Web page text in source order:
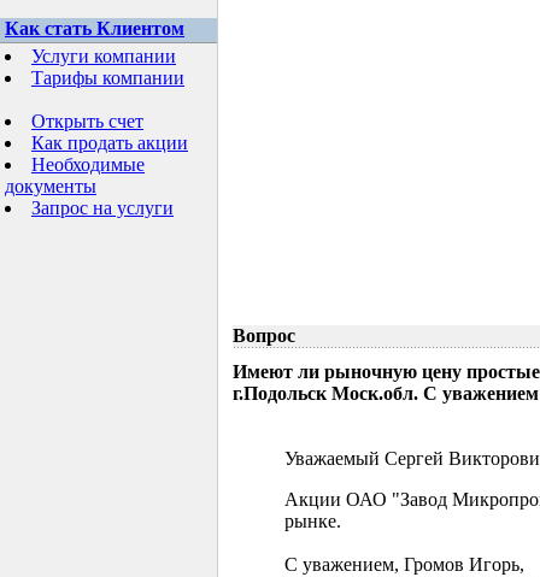
Как стать Клиентом
Услуги компании
Тарифы компании
Открыть счет
Как продать акции
Необходимые
документы
Запрос на услуги
Вопрос
Имеют ли рыночную цену
г.Подольск Моск.обл. С
Уважаемый Сергей
Акции ОАО "Завод
рынке.
С уважением, Громов Игорь,